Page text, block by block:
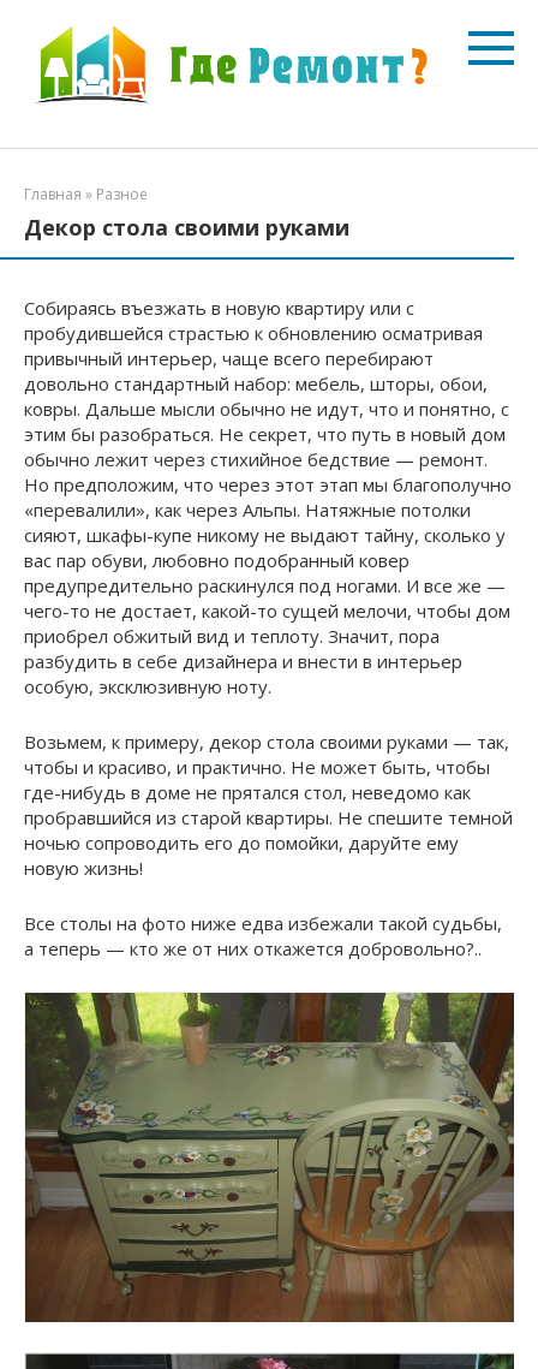
контенту
Главная » Разное
Декор стола своими руками
Собираясь въезжать в новую квартиру или с
пробудившейся страстью к обновлению осматривая
привычный интерьер, чаще всего перебирают
довольно стандартный набор: мебель, шторы, обои,
ковры. Дальше мысли обычно не идут, что и понятно, с
этим бы разобраться. Не секрет, что путь в новый дом
обычно лежит через стихийное бедствие — ремонт.
Но предположим, что через этот этап мы благополучно
«перевалили», как через Альпы. Натяжные потолки
сияют, шкафы-купе никому не выдают тайну, сколько у
вас пар обуви, любовно подобранный ковер
предупредительно раскинулся под ногами. И все же —
чего-то не достает, какой-то сущей мелочи, чтобы дом
приобрел обжитый вид и теплоту. Значит, пора
разбудить в себе дизайнера и внести в интерьер
особую, эксклюзивную ноту.
Возьмем, к примеру, декор стола своими руками — так,
чтобы и красиво, и практично. Не может быть, чтобы
где-нибудь в доме не прятался стол, неведомо как
пробравшийся из старой квартиры. Не спешите темной
ночью сопроводить его до помойки, даруйте ему
новую жизнь!
Все столы на фото ниже едва избежали такой судьбы,
а теперь — кто же от них откажется добровольно?..